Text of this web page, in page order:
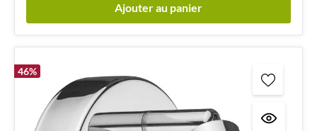
Ajouter au panier
46%